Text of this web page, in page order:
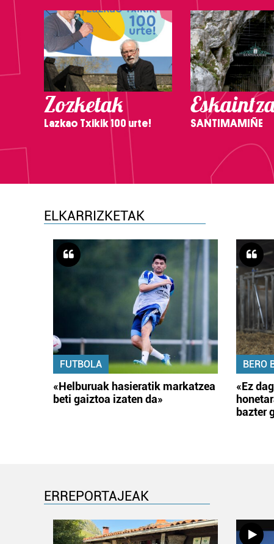
Zozketak
Lazkao Txikik 100 urte! SANTIMAMIÑE
ELKARRIZKETAK
FUTBOLA
«Helburuak hasieratik markatzea
beti gaiztoa izaten da»
BERO
«Ez
bazter
ERREPORTAJEAK